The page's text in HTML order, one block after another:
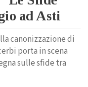
ad Asti
canonizzazione di
porta in scena
sulle sfide tra